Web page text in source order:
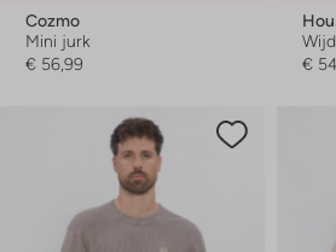
Cozmo
Mini jurk
€ 56,99
€